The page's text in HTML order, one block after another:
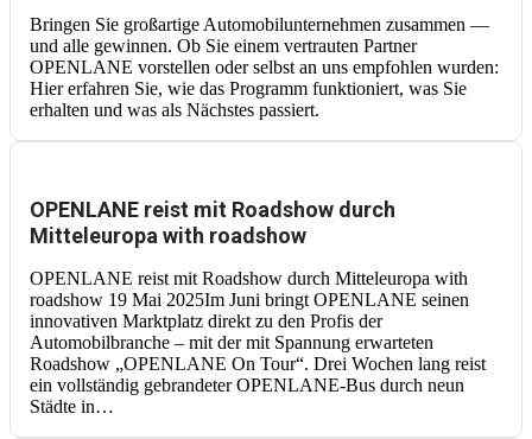
Bringen Sie großartige Automobilunternehmen zusammen —
und alle gewinnen. Ob Sie einem vertrauten Partner
OPENLANE vorstellen oder selbst an uns empfohlen wurden:
Hier erfahren Sie, wie das Programm funktioniert, was Sie
erhalten und was als Nächstes passiert.
OPENLANE reist mit Roadshow durch
Mitteleuropa with roadshow
OPENLANE reist mit Roadshow durch Mitteleuropa with
roadshow 19 Mai 2025Im Juni bringt OPENLANE seinen
innovativen Marktplatz direkt zu den Profis der
Automobilbranche – mit der mit Spannung erwarteten
Roadshow „OPENLANE On Tour“. Drei Wochen lang reist
ein vollständig gebrandeter OPENLANE-Bus durch neun
Städte in…